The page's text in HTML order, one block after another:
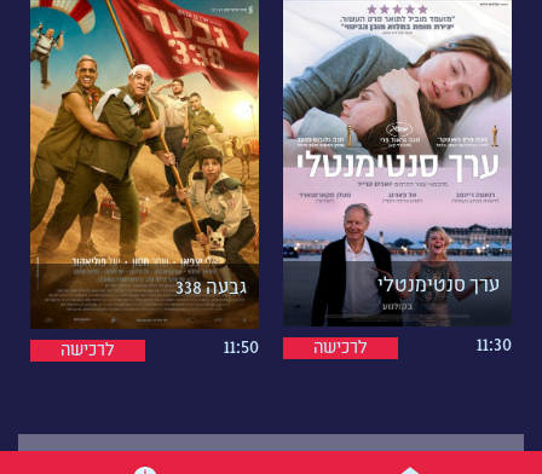
ערך סנטימנטלי
11:30 לרכישה
גבעה 338
11:50 לרכישה
הצג סרטים, הופעות והצגות נוספים